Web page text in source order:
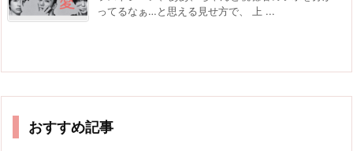
ってるなぁ…と思える見せ方で、 上 ...
おすすめ記事